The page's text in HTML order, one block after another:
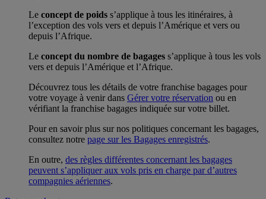
Le concept de poids s’applique à tous les itinéraires, à
l’exception des vols vers et depuis l’Amérique et vers ou
depuis l’Afrique.
Le concept du nombre de bagages s’applique à tous les vols
vers et depuis l’Amérique et l’Afrique.
Découvrez tous les détails de votre franchise bagages pour
votre voyage à venir dans Gérer votre réservation ou en
vérifiant la franchise bagages indiquée sur votre billet.
Pour en savoir plus sur nos politiques concernant les bagages,
consultez notre page sur les Bagages enregistrés.
En outre, des règles différentes concernant les bagages
peuvent s’appliquer aux vols pris en charge par d’autres
compagnies aériennes.